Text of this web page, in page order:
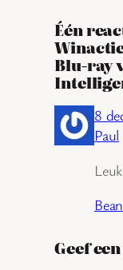
Één
Blu-ray
8
Paul
Geef